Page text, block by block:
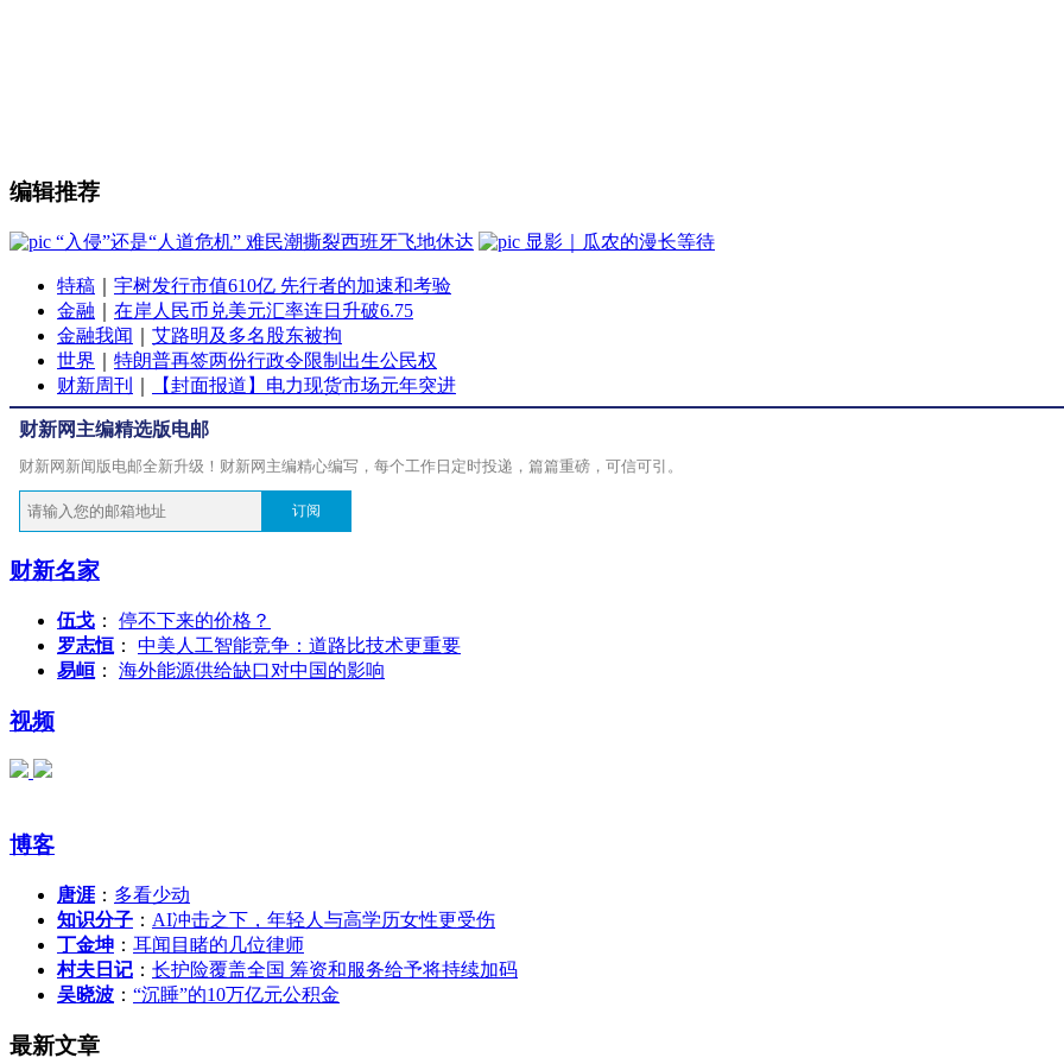
编辑推荐
“入侵”还是“人道危机” 难民潮撕裂西班牙飞地休达 显影｜瓜农的漫长等待
特稿
宇树发行市值610亿 先行者的加速和考验
金融
在岸人民币兑美元汇率连日升破6.75
金融我闻
艾路明及多名股东被拘
世界
特朗普再签两份行政令限制出生公民权
财新周刊
【封面报道】电力现货市场元年突进
财新网主编精选版电邮
财新网新闻版电邮全新升级！财新网主编精心编写，每个工作日定时投递，篇篇重磅，可信可引。
订阅
财新名家
伍戈 ： 停不下来的价格？
罗志恒 ： 中美人工智能竞争：道路比技术更重要
易峘 ： 海外能源供给缺口对中国的影响
视频
博客
唐涯 ： 多看少动
知识分子 ： AI冲击之下，年轻人与高学历女性更受伤
丁金坤 ： 耳闻目睹的几位律师
村夫日记 ： 长护险覆盖全国 筹资和服务给予将持续加码
吴晓波 ： “沉睡”的10万亿元公积金
最新文章